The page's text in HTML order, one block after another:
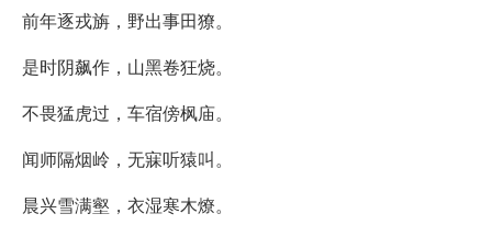
前年逐戎旃，野出事田獠。
是时阴飙作，山黑卷狂烧。
不畏猛虎过，车宿傍枫庙。
闻师隔烟岭，无寐听猿叫。
晨兴雪满壑，衣湿寒木燎。